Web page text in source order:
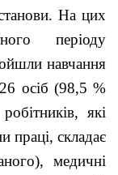
На цих
періоду
навчання
осіб (98,5 %
які
праці, складає
медичні